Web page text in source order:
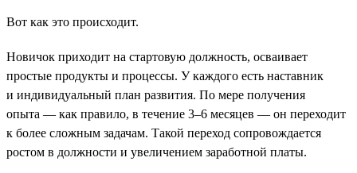
Вот как это происходит.
Новичок приходит на стартовую должность, осваивает
простые продукты и процессы. У каждого есть наставник
и индивидуальный план развития. По мере получения
опыта — как правило, в течение 3–6 месяцев — он переходит
к более сложным задачам. Такой переход сопровождается
ростом в должности и увеличением заработной платы.